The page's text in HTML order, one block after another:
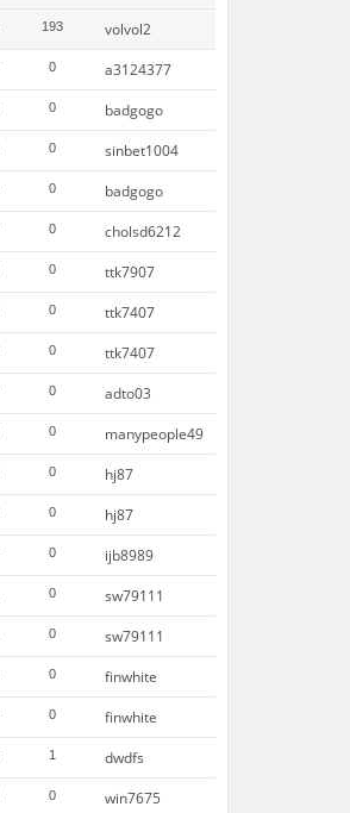
193 volvol2
0 a3124377
0 badgogo
0 sinbet1004
0 badgogo
0 cholsd6212
0 ttk7907
0 ttk7407
0 ttk7407
0 adto03
0 manypeople49
0 hj87
0 hj87
0 ijb8989
0 sw79111
0 sw79111
0 finwhite
0 finwhite
1 dwdfs
0 win7675